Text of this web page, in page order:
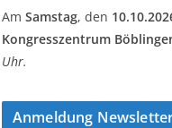
Am Samstag, den
Kongresszentrum
Uhr.
Anmeldung